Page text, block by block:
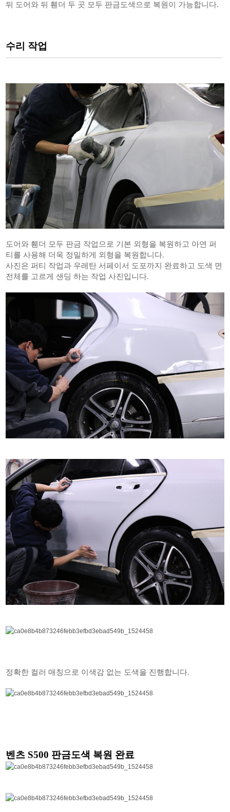
뒤 도어와 뒤 휀더 두 곳 모두 판금도색으로 복원이 가능합니다.
수리 작업
도어와 휀더 모두 판금 작업으로 기본 외형을 복원하고 아연 퍼
티를 사용해 더욱 정밀하게 외형을 복원합니다.
사진은 퍼티 작업과 우레탄 서페이서 도포까지 완료하고 도색 면
전체를 고르게 샌딩 하는 작업 사진입니다.
정확한 컬러 매칭으로 이색감 없는 도색을 진행합니다.
벤츠 S500 판금도색 복원 완료